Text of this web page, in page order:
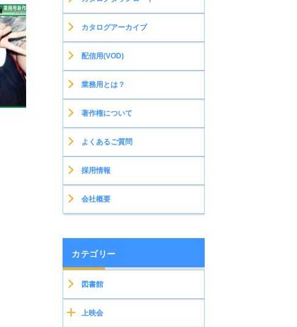
カタログアーカイブ
配信用(VOD)
業務用とは？
著作権について
よくあるご質問
採用情報
会社概要
カテゴリー
図書館
上映会